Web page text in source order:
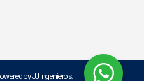
by JJ Ingenieros.